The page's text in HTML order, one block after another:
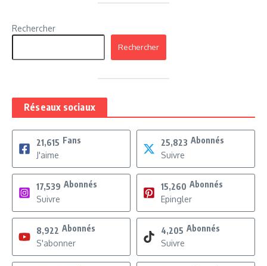
Rechercher
Rechercher
Réseaux sociaux
21,615 Fans
J'aime
25,823 Abonnés
Suivre
17,539 Abonnés
Suivre
15,260 Abonnés
Epingler
8,922 Abonnés
S'abonner
4,205 Abonnés
Suivre